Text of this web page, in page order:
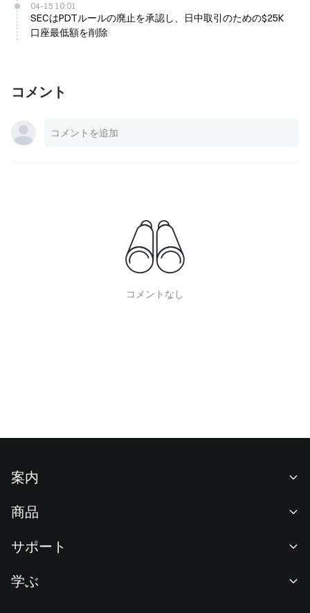
04-15 10:01
SECはPDTルールの廃止を承認し、日中取引のための$25K
口座最低額を削除
コメント
コメントなし
案内
ニュースルーム
F1 Oracle Red Bull Racing 公式スポンサー
商品
現物取引
サポート
学ぶ